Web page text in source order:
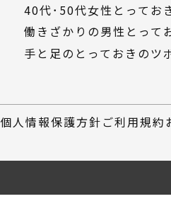
40代・50代女性とってお
働きざかりの男性とって
手と足のとっておきのツ
個人情報保護方針ご利用規約